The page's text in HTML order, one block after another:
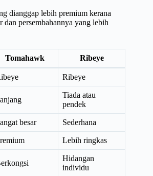
dianggap lebih premium kerana
dan persembahannya yang lebih
Tomahawk Ribeye
Ribeye
Tiada atau
pendek
besar Sederhana
Lebih ringkas
Hidangan
individu